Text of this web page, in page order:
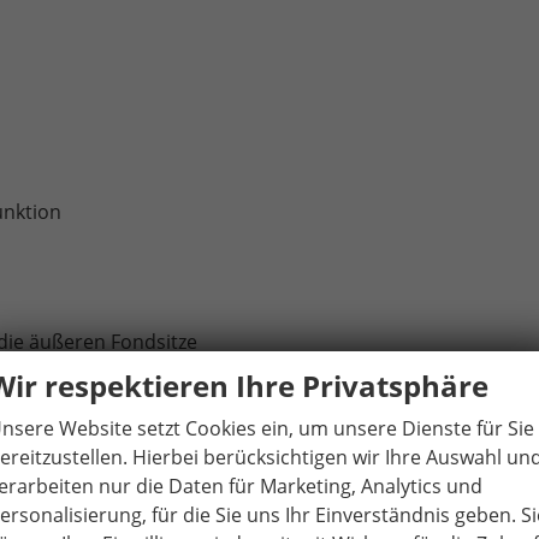
äußeren Fondsitze
respektieren Ihre Privatsphäre
Website setzt Cookies ein, um unsere Dienste für Sie
Hierbei berücksichtigen wir Ihre Auswahl
nur die Daten für Marketing, Analytics und
für die Sie uns Ihr Einverständnis geben.